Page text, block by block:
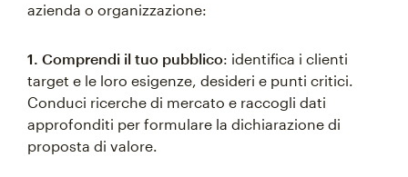
azienda o organizzazione:
1. Comprendi il tuo pubblico: identifica i clienti
target e le loro esigenze, desideri e punti critici.
Conduci ricerche di mercato e raccogli dati
approfonditi per formulare la dichiarazione di
proposta di valore.